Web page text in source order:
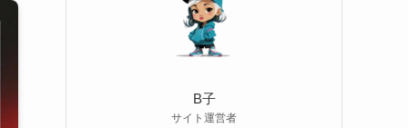
B子
サイト運営者